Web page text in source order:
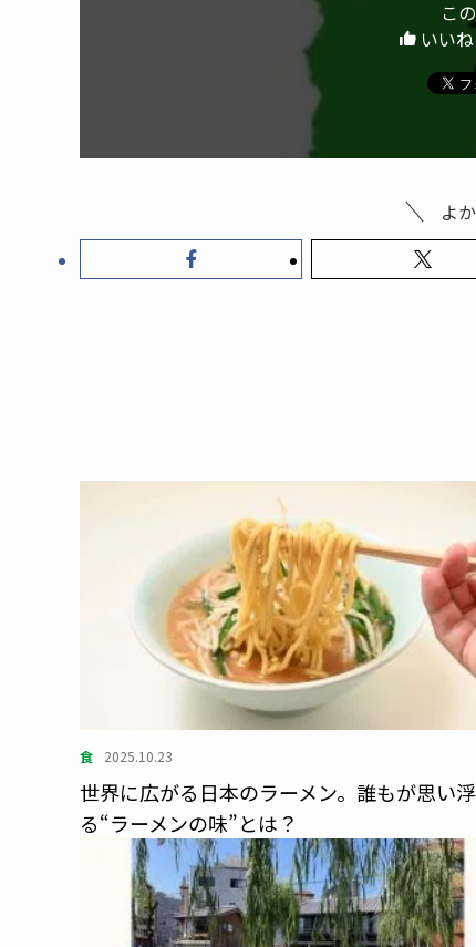
こ
いい
よ
食 2025.10.23
世界に広がる日本のラーメン。誰もが思い
る“ラーメンの味”とは？